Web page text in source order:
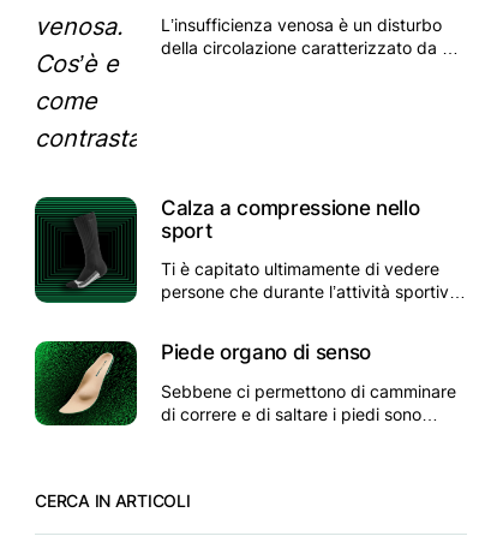
L’insufficienza venosa è un disturbo
della circolazione caratterizzato da un
Calza a compressione nello
sport
Ti è capitato ultimamente di vedere
persone che durante l’attività sportiva
Piede organo di senso
Sebbene ci permettono di camminare
di correre e di saltare i piedi sono
CERCA IN ARTICOLI